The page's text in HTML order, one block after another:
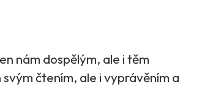
nám dospělým, ale i těm
svým čtením, ale i vyprávěním a